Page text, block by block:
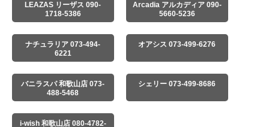
LEAZAS リーザス 090-
1718-5386
Arcadia アルカディア 090-
5660-5236
ナチュラリア 073-494-
6221
オアシス 073-499-6276
バニラスパ 和歌山店 073-
488-5468
シェリー 073-499-8686
i-wish 和歌山店 080-4782-